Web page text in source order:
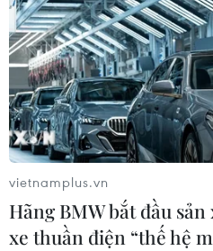
vietnamplus.vn
Hãng BMW bắt đầu
xe thuần điện “thế hệ